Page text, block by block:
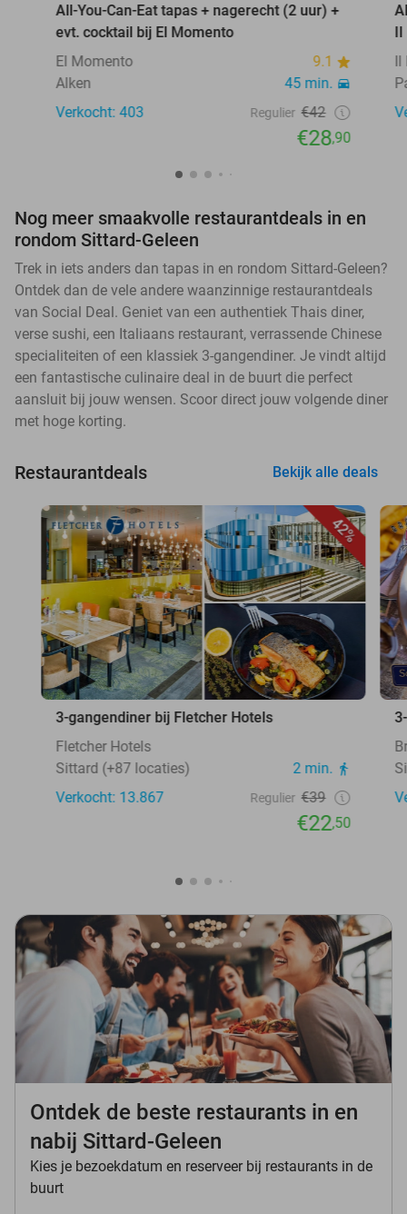
All-You-Can-Eat tapas + nagerecht (2 uur) +
evt. cocktail bij El Momento
El Momento
9.1
Alken
45 min.
Verkocht: 403
Regulier €42
€28,90
Il
Il
Nog meer smaakvolle restaurantdeals in en
rondom Sittard-Geleen
Trek in iets anders dan tapas in en rondom Sittard-Geleen?
Ontdek dan de vele andere waanzinnige restaurantdeals
van Social Deal. Geniet van een authentiek Thais diner,
verse sushi, een Italiaans restaurant, verrassende Chinese
specialiteiten of een klassiek 3-gangendiner. Je vindt altijd
een fantastische culinaire deal in de buurt die perfect
aansluit bij jouw wensen. Scoor direct jouw volgende diner
met hoge korting.
Restaurantdeals Bekijk alle deals
42%
3-gangendiner bij Fletcher Hotels
Fletcher Hotels
Sittard (+87 locaties)
2 min.
Verkocht: 13.867
Regulier €39
€22,50
Ontdek de beste restaurants in en
nabij Sittard-Geleen
Kies je bezoekdatum en reserveer bij restaurants in de
buurt